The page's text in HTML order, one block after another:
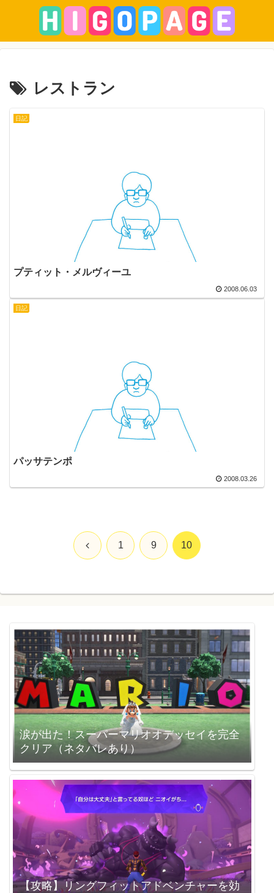
レストラン
日記
プティット・メルヴィーユ
2008.06.03
日記
パッサテンポ
2008.03.26
前 1 9 10
涙が出た！スーパーマリオオデッセイを完全
クリア（ネタバレあり）
【攻略】リングフィットアドベンチャーを効